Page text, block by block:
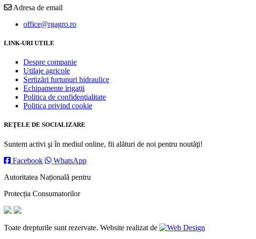
Adresa de email
office@rgagro.ro
LINK-URI UTILE
Despre companie
Utilaje agricole
Sertizări furtunuri hidraulice
Echipamente irigaţii
Politica de confidenţialitate
Politica privind cookie
REŢELE DE SOCIALIZARE
Suntem activi şi în mediul online, fii alături de noi pentru noutăţi!
Facebook
WhatsApp
Autoritatea Națională pentru
Protecția Consumatorilor
Toate drepturile sunt rezervate. Website realizat de